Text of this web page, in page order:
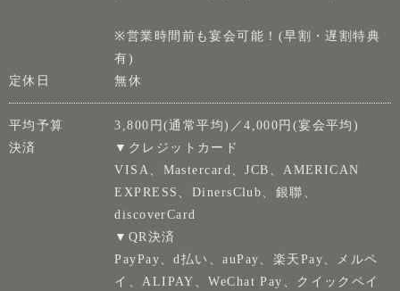
※営業時間前も宴会可能！(早割・遅割特典
有)
定休日
無休
平均予算
3,800円(通常平均)／4,000円(宴会平均)
決済
▼クレジットカード
VISA、Mastercard、JCB、AMERICAN
EXPRESS、DinersClub、銀聯、
discoverCard
▼QR決済
PayPay、d払い、auPay、楽天Pay、メルペ
イ、ALIPAY、WeChat Pay、クイックペイ